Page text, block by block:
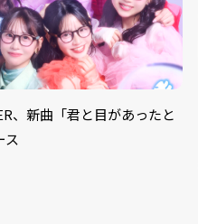
、新曲「君と目があったと
ス